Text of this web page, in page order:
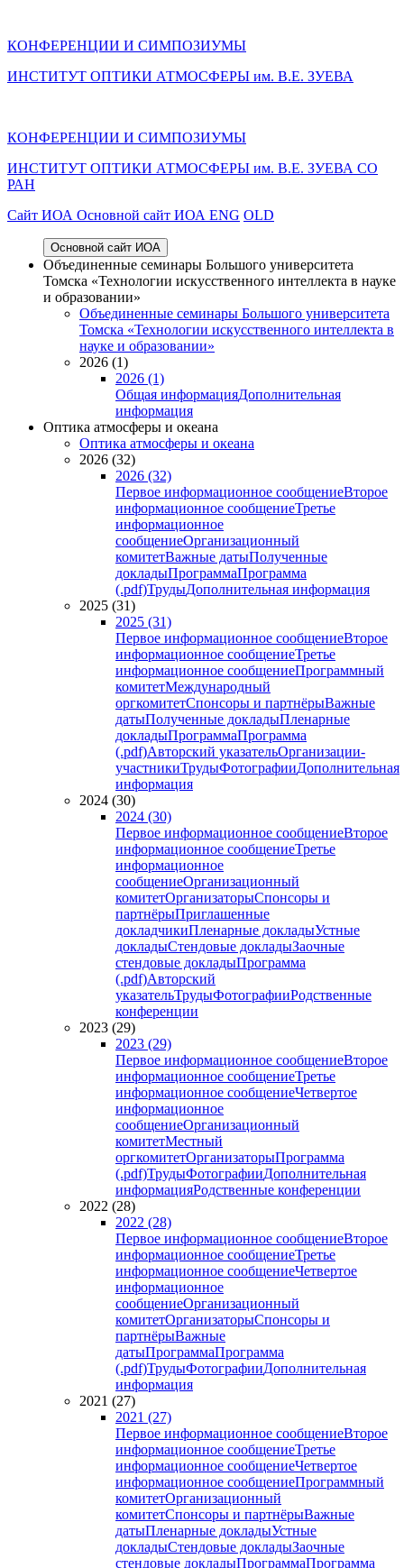
КОНФЕРЕНЦИИ И СИМПОЗИУМЫ
ИНСТИТУТ ОПТИКИ АТМОСФЕРЫ им. В.Е. ЗУЕВА
КОНФЕРЕНЦИИ И СИМПОЗИУМЫ
ИНСТИТУТ ОПТИКИ АТМОСФЕРЫ им. В.Е. ЗУЕВА СО
РАН
Cайт ИОА Основной сайт ИОА ENG OLD
Основной сайт ИОА
Объединенные семинары Большого университета
Томска «Технологии искусственного интеллекта в науке
и образовании»
Объединенные семинары Большого университета
Томска «Технологии искусственного интеллекта в
науке и образовании»
2026 (1)
2026 (1)
Общая информацияДополнительная
информация
Оптика атмосферы и океана
Оптика атмосферы и океана
2026 (32)
2026 (32)
Первое информационное сообщениеВторое
информационное сообщениеТретье
информационное
сообщениеОрганизационный
комитетВажные датыПолученные
докладыПрограммаПрограмма
(.pdf)ТрудыДополнительная информация
2025 (31)
2025 (31)
Первое информационное сообщениеВторое
информационное сообщениеТретье
информационное сообщениеПрограммный
комитетМеждународный
оргкомитетСпонсоры и партнёрыВажные
датыПолученные докладыПленарные
докладыПрограммаПрограмма
(.pdf)Авторский указательОрганизации-
участникиТрудыФотографииДополнительная
информация
2024 (30)
2024 (30)
Первое информационное сообщениеВторое
информационное сообщениеТретье
информационное
сообщениеОрганизационный
комитетОрганизаторыСпонсоры и
партнёрыПриглашенные
докладчикиПленарные докладыУстные
докладыСтендовые докладыЗаочные
стендовые докладыПрограмма
(.pdf)Авторский
указательТрудыФотографииРодственные
конференции
2023 (29)
2023 (29)
Первое информационное сообщениеВторое
информационное сообщениеТретье
информационное сообщениеЧетвертое
информационное
сообщениеОрганизационный
комитетМестный
оргкомитетОрганизаторыПрограмма
(.pdf)ТрудыФотографииДополнительная
информацияРодственные конференции
2022 (28)
2022 (28)
Первое информационное сообщениеВторое
информационное сообщениеТретье
информационное сообщениеЧетвертое
информационное
сообщениеОрганизационный
комитетОрганизаторыСпонсоры и
партнёрыВажные
датыПрограммаПрограмма
(.pdf)ТрудыФотографииДополнительная
информация
2021 (27)
2021 (27)
Первое информационное сообщениеВторое
информационное сообщениеТретье
информационное сообщениеЧетвертое
информационное сообщениеПрограммный
комитетОрганизационный
комитетСпонсоры и партнёрыВажные
датыПленарные докладыУстные
докладыСтендовые докладыЗаочные
стендовые докладыПрограммаПрограмма